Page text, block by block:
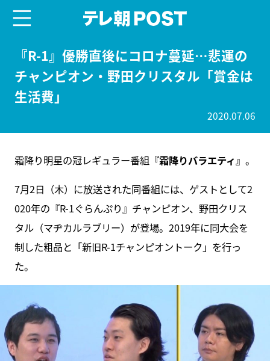
『R-1』優勝直後にコロナ蔓延…悲運の
チャンピオン・野田クリスタル「賞金は
生活費」
2020.07.06
霜降り明星の冠レギュラー番組 『霜降りバラエティ』 。
7月2日（木）に放送された同番組には、ゲストとして2
020年の『R-1ぐらんぷり』チャンピオン、野田クリス
タル（マヂカルラブリー）が登場。2019年に同大会を
制した粗品と「新旧R-1チャンピオントーク」を行っ
た。